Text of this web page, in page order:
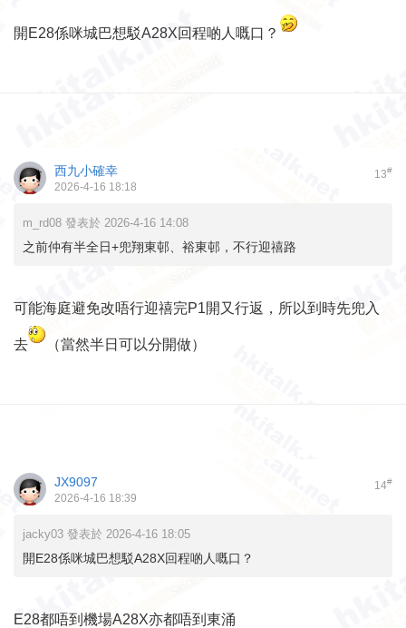
開E28係咪城巴想駁A28X回程啲人嘅口？
13#
西九小確幸
2026-4-16 18:18
m_rd08 發表於 2026-4-16 14:08
之前仲有半全日+兜翔東邨、裕東邨，不行迎禧路
可能海庭避免改唔行迎禧完P1開又行返，所以到時先兜入
去 （當然半日可以分開做）
14#
JX9097
2026-4-16 18:39
jacky03 發表於 2026-4-16 18:05
開E28係咪城巴想駁A28X回程啲人嘅口？
E28都唔到機場A28X亦都唔到東涌